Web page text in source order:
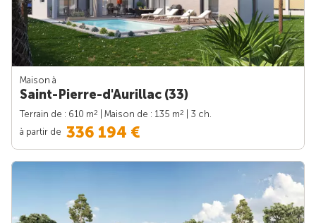
Maison à
Saint-Pierre-d'Aurillac (33)
Terrain de : 610 m2 | Maison de : 135 m2
| 3 ch.
à partir de 336 194 €